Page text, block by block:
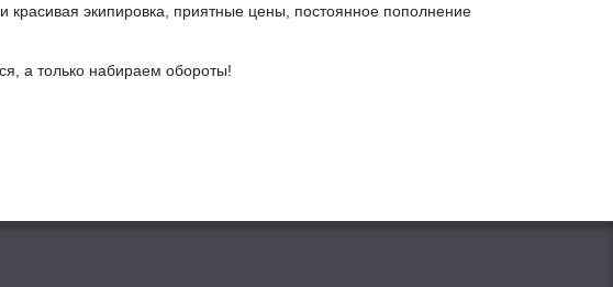
экипировка, приятные цены, постоянное пополнение
а только набираем обороты!